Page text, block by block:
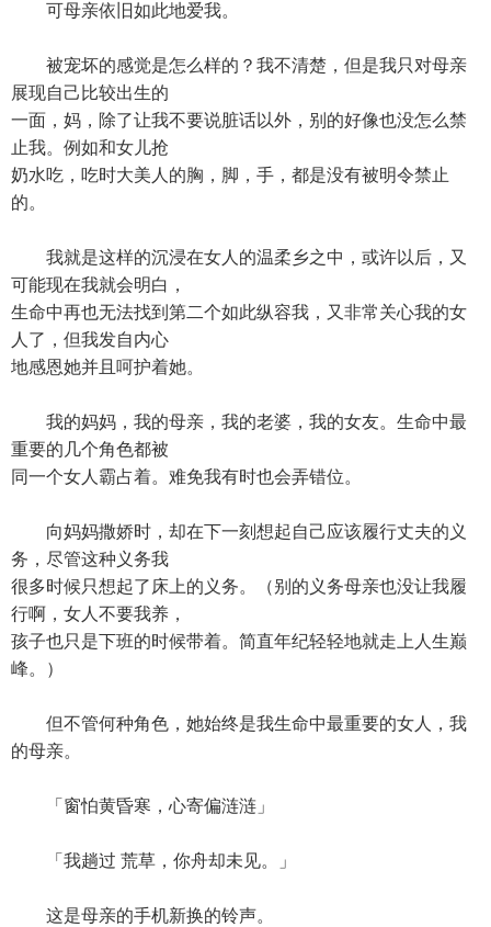
可母亲依旧如此地爱我。
被宠坏的感觉是怎么样的？我不清楚，但是我只对母亲
展现自己比较出生的
一面，妈，除了让我不要说脏话以外，别的好像也没怎么禁
止我。例如和女儿抢
奶水吃，吃时大美人的胸，脚，手，都是没有被明令禁止
的。
我就是这样的沉浸在女人的温柔乡之中，或许以后，又
可能现在我就会明白，
生命中再也无法找到第二个如此纵容我，又非常关心我的女
人了，但我发自内心
地感恩她并且呵护着她。
我的妈妈，我的母亲，我的老婆，我的女友。生命中最
重要的几个角色都被
同一个女人霸占着。难免我有时也会弄错位。
向妈妈撒娇时，却在下一刻想起自己应该履行丈夫的义
务，尽管这种义务我
很多时候只想起了床上的义务。（别的义务母亲也没让我履
行啊，女人不要我养，
孩子也只是下班的时候带着。简直年纪轻轻地就走上人生巅
峰。）
但不管何种角色，她始终是我生命中最重要的女人，我
的母亲。
「窗怕黄昏寒，心寄偏涟涟」
「我趟过 荒草，你舟却未见。」
这是母亲的手机新换的铃声。